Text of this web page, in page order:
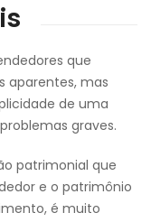
que
aparentes, mas
de uma
graves.
patrimonial que
e o patrimônio
é muito